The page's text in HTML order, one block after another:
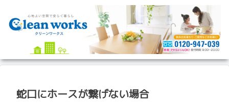
蛇口にホースが繋げない場合